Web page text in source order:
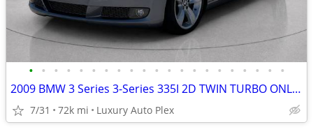
• • • • • • • • • • • • • • • • • • • • •
2009 BMW 3 Series 3-Series 335I 2D TWIN TURBO ONLY 71,000 MILES Conver
7/31 72k mi Luxury Auto Plex